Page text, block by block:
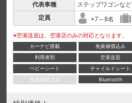
代表車種
ステップワゴンなど
定員
×7～8名
※空港送迎は、空港店のみの対応となります。
カーナビ搭載 免責補償込み
利用者割
空港送迎
ベビーシート
チャイルドシート
免責補償フル
Bluetooth